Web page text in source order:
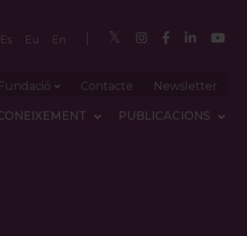
Es Eu En
Contacte Newsletter
PUBLICACIONS